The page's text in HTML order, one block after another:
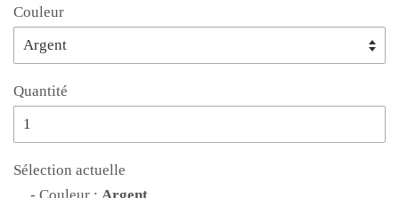
Couleur
Quantité
Sélection actuelle